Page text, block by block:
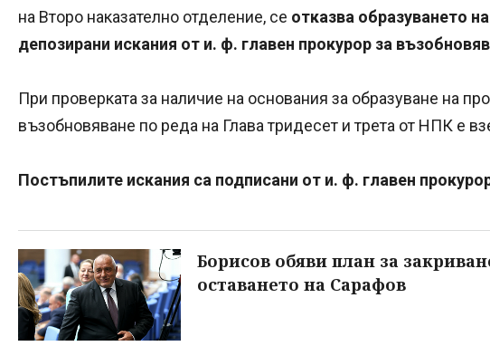
на Второ наказателно отделение, се отказва образуването
депозирани искания от и. ф. главен прокурор за
При проверката за наличие на основания за образуване на
възобновяване по реда на Глава тридесет и трета от НПК е
Постъпилите искания са подписани от и. ф. главен
Борисов обяви план за
оставането на Сарафов